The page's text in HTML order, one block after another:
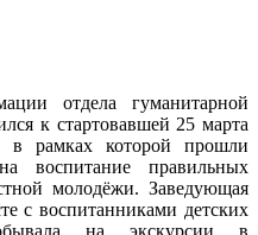
отдела гуманитарной
к стартовавшей 25 марта
в рамках которой прошли
воспитание правильных
молодёжи. Заведующая
своспитанниками детских
на экскурсии в